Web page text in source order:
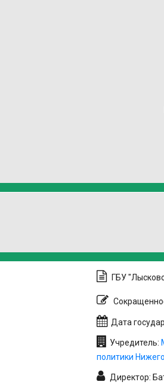
ГБУ
Дата
Учредитель:
политики
Директор: